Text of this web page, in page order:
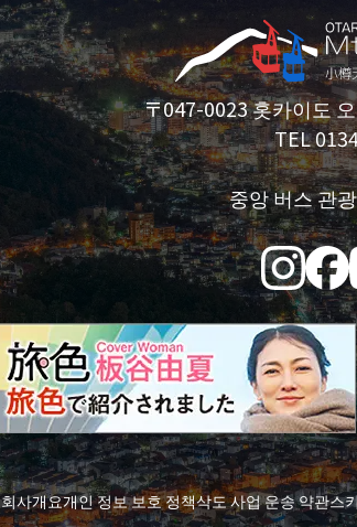
〒047-0023 홋카이도
TEL
중앙 버스 관
회사개요개인 정보 보호 정책삭도 사업 운송 약관스